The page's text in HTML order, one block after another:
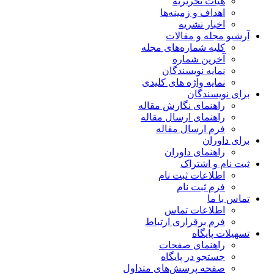
اهداف و زمینه‌ها
اخبار نشریه
آرشیو مجله و مقالات
کلیه شماره‌های مجله
آخرین شماره
نمایه نویسندگان
نمایه واژه های کلیدی
برای نویسندگان
راهنمای نگارش مقاله
راهنمای ارسال مقاله
فرم ارسال مقاله
برای داوران
راهنمای داوران
ثبت نام و اشتراک
اطلاعات ثبت نام
فرم ثبت نام
تماس با ما
اطلاعات تماس
فرم برقراری ارتباط
تسهیلات پایگاه
راهنمای صفحات
جستجو در پایگاه
صفحه پرسش‌های متداول